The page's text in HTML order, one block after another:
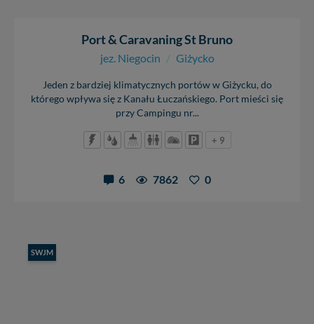
Port & Caravaning St Bruno
jez. Niegocin / Giżycko
Jeden z bardziej klimatycznych portów w Giżycku, do
którego wpływa się z Kanału Łuczańskiego. Port mieści się
przy Campingu nr...
+ 9
6 7862 0
SWJM